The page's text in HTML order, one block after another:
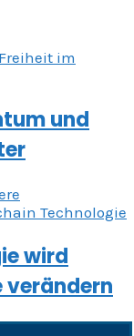
im
und
wird
verändern